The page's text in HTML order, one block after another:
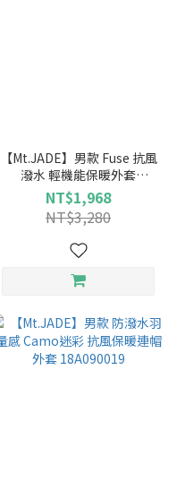
【Mt.JADE】男款 Fuse 抗風
潑水 輕機能保暖外套
18A6018
NT$1,968
NT$3,280